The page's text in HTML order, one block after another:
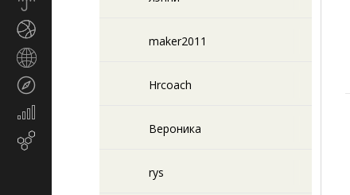
maker2011
Hrcoach
Вероника
rys